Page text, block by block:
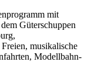
mit
Güterschuppen
musikalische
Modellbahn-